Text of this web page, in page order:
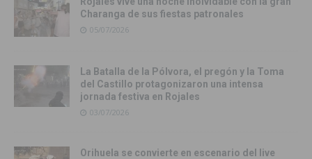
Charanga de sus fiestas patronales
05/07/2026
La Batalla de la Pólvora, el pregón y la Toma
del Castillo protagonizaron una intensa
jornada festiva en Rojales
03/07/2026
Orihuela se convierte en escenario del live